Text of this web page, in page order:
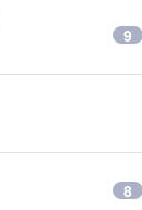
9
8